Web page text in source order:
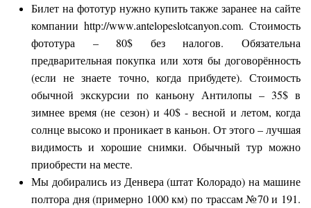
Билет на фототур нужно купить также заранее на сайте
компании http://www.antelopeslotcanyon.com. Стоимость
фототура – 80$ без налогов. Обязательна
предварительная покупка или хотя бы договорённость
(если не знаете точно, когда прибудете). Стоимость
обычной экскурсии по каньону Антилопы – 35$ в
зимнее время (не сезон) и 40$ - весной и летом, когда
солнце высоко и проникает в каньон. От этого – лучшая
видимость и хорошие снимки. Обычный тур можно
приобрести на месте.
Мы добирались из Денвера (штат Колорадо) на машине
полтора дня (примерно 1000 км) по трассам №70 и 191.